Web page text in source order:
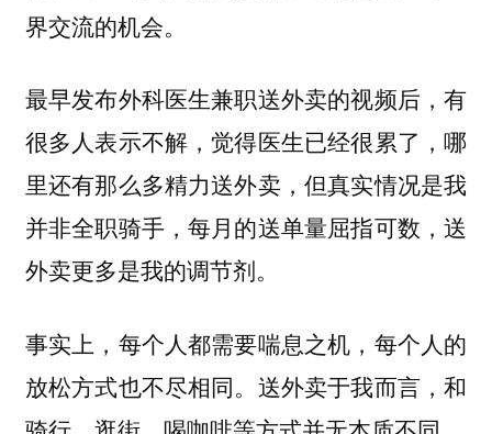
界交流的机会。
最早发布外科医生兼职送外卖的视频后，有
很多人表示不解，觉得医生已经很累了，哪
里还有那么多精力送外卖，但真实情况是我
并非全职骑手，每月的送单量屈指可数，送
外卖更多是我的调节剂。
事实上，每个人都需要喘息之机，每个人的
放松方式也不尽相同。送外卖于我而言，和